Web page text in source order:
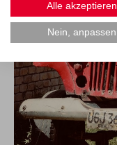
Alle akzeptieren
Nein, anpassen